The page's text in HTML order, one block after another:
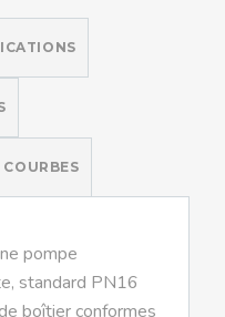
COURBES
pompe
standard PN16
boîtier conformes